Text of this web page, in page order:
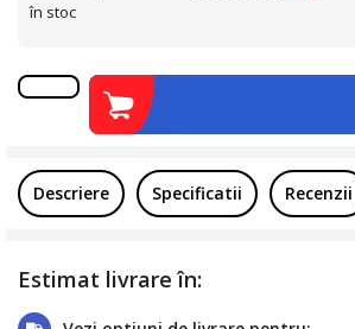
Estimat livrare în:
în stoc
Descriere Specificatii Recenzii